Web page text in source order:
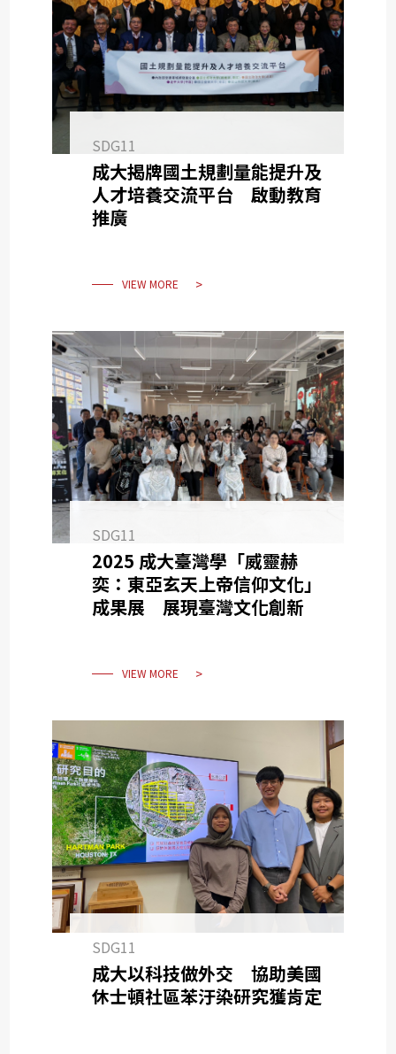
SDG11
成大揭牌國土規劃量能提升及
人才培養交流平台 啟動教育
推廣
VIEW MORE
SDG11
2025 成大臺灣學「威靈赫
奕：東亞玄天上帝信仰文化」
成果展 展現臺灣文化創新
VIEW MORE
SDG11
成大以科技做外交 協助美國
休士頓社區苯汙染研究獲肯定